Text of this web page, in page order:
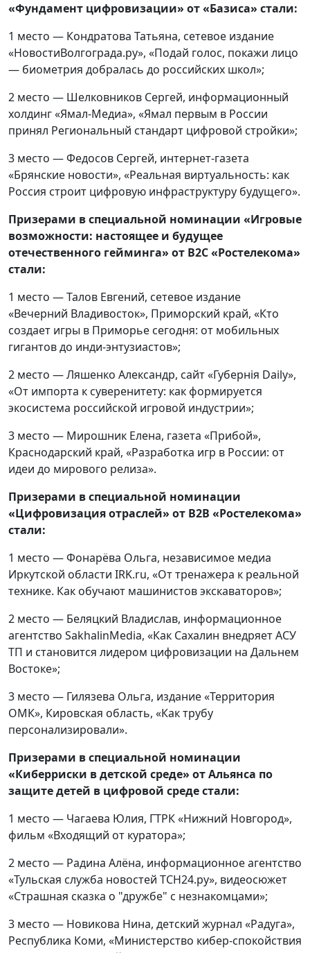
«Фундамент цифровизации» от «Базиса» стали:
1 место — Кондратова Татьяна, сетевое издание
«НовостиВолгограда.ру», «Подай голос, покажи лицо
— биометрия добралась до российских школ»;
2 место — Шелковников Сергей, информационный
холдинг «Ямал-Медиа», «Ямал первым в России
принял Региональный стандарт цифровой стройки»;
3 место — Федосов Сергей, интернет-газета
«Брянские новости», «Реальная виртуальность: как
Россия строит цифровую инфраструктуру будущего».
Призерами в специальной номинации «Игровые
возможности: настоящее и будущее
отечественного гейминга» от В2С «Ростелекома»
стали:
1 место — Талов Евгений, сетевое издание
«Вечерний Владивосток», Приморский край, «Кто
создает игры в Приморье сегодня: от мобильных
гигантов до инди-энтузиастов»;
2 место — Ляшенко Александр, сайт «Губернiя Daily»,
«От импорта к суверенитету: как формируется
экосистема российской игровой индустрии»;
3 место — Мирошник Елена, газета «Прибой»,
Краснодарский край, «Разработка игр в России: от
идеи до мирового релиза».
Призерами в специальной номинации
«Цифровизация отраслей» от В2В «Ростелекома»
стали:
1 место — Фонарёва Ольга, независимое медиа
Иркутской области IRK.ru, «От тренажера к реальной
технике. Как обучают машинистов экскаваторов»;
2 место — Беляцкий Владислав, информационное
агентство SakhalinMedia, «Как Сахалин внедряет АСУ
ТП и становится лидером цифровизации на Дальнем
Востоке»;
3 место — Гилязева Ольга, издание «Территория
ОМК», Кировская область, «Как трубу
персонализировали».
Призерами в специальной номинации
«Киберриски в детской среде» от Альянса по
защите детей в цифровой среде стали:
1 место — Чагаева Юлия, ГТРК «Нижний Новгород»,
фильм «Входящий от куратора»;
2 место — Радина Алёна, информационное агентство
«Тульская служба новостей ТСН24.ру», видеосюжет
«Страшная сказка о "дружбе" с незнакомцами»;
3 место — Новикова Нина, детский журнал «Радуга»,
Республика Коми, «Министерство кибер-спокойствия